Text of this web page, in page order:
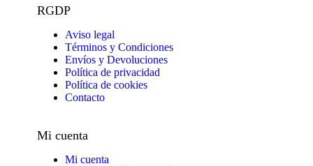
RGDP
Aviso legal
Términos y Condiciones
Envíos y Devoluciones
Política de privacidad
Política de cookies
Contacto
Mi cuenta
Mi cuenta